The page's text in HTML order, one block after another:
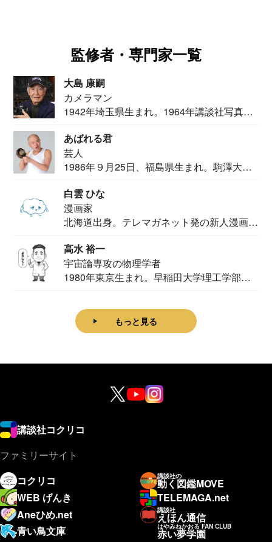
監修者・専門家一覧
大島 康嗣
カメラマン
1942年埼玉県生まれ。1964年講談社写真部
あばれる君
芸人
1986年９月25日、福島県生まれ。駒澤大学
白雲 ひな
漫画家
北海道出身。テレマガネット発の新人漫画
高水 裕一
宇宙論専攻の物理学者
1980年東京生まれ。早稲田大学理工学部物
もっと見る
講談社コクリコ
ファミリーサイト
コクリコ
講談社の
動く図鑑MOVE
WEB げんき
TELEMAGA.net
Aneひめ.net
講談社
えほん通信
青い鳥文庫
はやみねかおる FAN CLUB
赤い夢学園